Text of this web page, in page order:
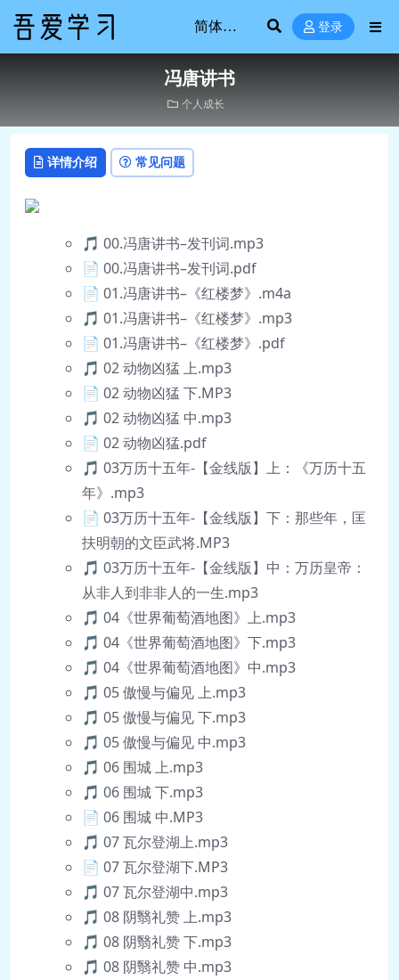
登录
冯唐讲书
个人成长
详情介绍 常见问题
🎵 00.冯唐讲书–发刊词.mp3
📄 00.冯唐讲书–发刊词.pdf
📄 01.冯唐讲书–《红楼梦》.m4a
🎵 01.冯唐讲书–《红楼梦》.mp3
📄 01.冯唐讲书–《红楼梦》.pdf
🎵 02 动物凶猛 上.mp3
📄 02 动物凶猛 下.MP3
🎵 02 动物凶猛 中.mp3
📄 02 动物凶猛.pdf
🎵 03万历十五年-【金线版】上：《万历十五
年》.mp3
📄 03万历十五年-【金线版】下：那些年，匡
扶明朝的文臣武将.MP3
🎵 03万历十五年-【金线版】中：万历皇帝：
从非人到非非人的一生.mp3
🎵 04《世界葡萄酒地图》上.mp3
🎵 04《世界葡萄酒地图》下.mp3
🎵 04《世界葡萄酒地图》中.mp3
🎵 05 傲慢与偏见 上.mp3
🎵 05 傲慢与偏见 下.mp3
🎵 05 傲慢与偏见 中.mp3
🎵 06 围城 上.mp3
🎵 06 围城 下.mp3
📄 06 围城 中.MP3
🎵 07 瓦尔登湖上.mp3
📄 07 瓦尔登湖下.MP3
🎵 07 瓦尔登湖中.mp3
🎵 08 阴翳礼赞 上.mp3
🎵 08 阴翳礼赞 下.mp3
🎵 08 阴翳礼赞 中.mp3